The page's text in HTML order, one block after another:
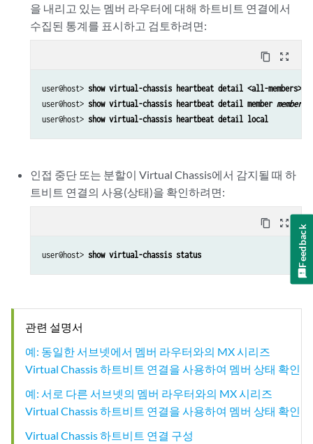
을 내리고 있는 멤버 라우터에 대해 하트비트 연결에서
수집된 통계를 표시하고 검토하려면:
content_copy zoom_out_map
user@host> show virtual-chassis heartbeat detail <all-members>
user@host> show virtual-chassis heartbeat detail member member-
user@host> show virtual-chassis heartbeat detail local
인접 중단 또는 분할이 Virtual Chassis에서 감지될 때 하
트비트 연결의 사용(상태)을 확인하려면:
content_copy zoom_out_map
user@host> show virtual-chassis status
관련 설명서
예: 동일한 서브넷에서 멤버 라우터와의 MX 시리즈
Virtual Chassis 하트비트 연결을 사용하여 멤버 상태 확인
예: 서로 다른 서브넷의 멤버 라우터와의 MX 시리즈
Virtual Chassis 하트비트 연결을 사용하여 멤버 상태 확인
Virtual Chassis 하트비트 연결 구성
Feedback